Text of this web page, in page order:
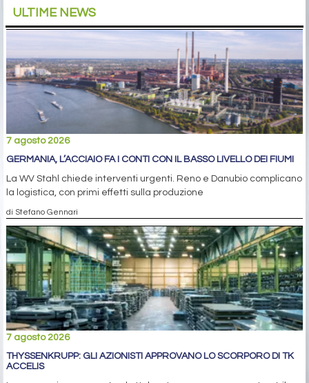
ULTIME NEWS
7 agosto 2026
GERMANIA, L’ACCIAIO FA I CONTI CON IL BASSO LIVELLO DEI FIUMI
La WV Stahl chiede interventi urgenti. Reno e Danubio complicano
la logistica, con primi effetti sulla produzione
di Stefano Gennari
7 agosto 2026
THYSSENKRUPP: GLI AZIONISTI APPROVANO LO SCORPORO DI TK
ACCELIS